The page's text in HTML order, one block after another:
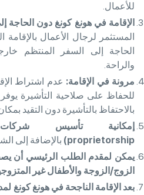
للأعمال.
الإقامة في هونغ كونغ دون الحاجة
المستثمر لرجال الأعمال بالإقامة
الحاجة إلى السفر المنتظم
والراحة.
مرونة في الإقامة:عدم اشتراط
للحفاظ على صلاحية التأشيرة يوفر
بالاحتفاظ بالتأشيرة دون التقيد
إمكانية تأسيس
proprietorship) بالإضافة إلى
يمكن لمقدم الطلب الرئيسي أن
الزوج/الزوجة والأطفال غير المتزوجين
بعد الإقامة الناجحة في هونغ كونغ